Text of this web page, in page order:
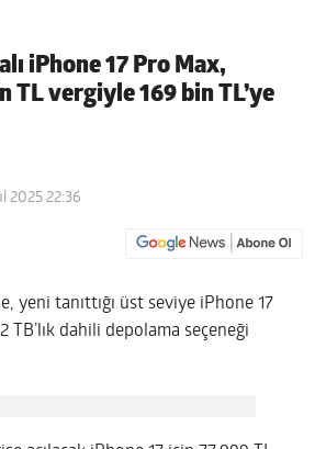
iPhone 17 Pro Max,
TL vergiyle 169 bin TL’ye
2025 22:36
yeni tanıttığı üst seviye iPhone 17
TB’lık dahili depolama seçeneği